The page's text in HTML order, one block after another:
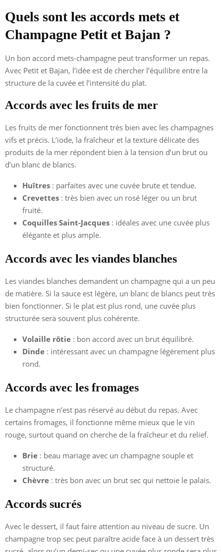
Quels sont les accords mets et
Champagne Petit et Bajan ?
Un bon accord mets-champagne peut transformer un repas.
Avec Petit et Bajan, l’idée est de chercher l’équilibre entre la
structure de la cuvée et l’intensité du plat.
Accords avec les fruits de mer
Les fruits de mer fonctionnent très bien avec les champagnes
vifs et précis. L’iode, la fraîcheur et la texture délicate des
produits de la mer répondent bien à la tension d’un brut ou
d’un blanc de blancs.
Huîtres : parfaites avec une cuvée brute et tendue.
Crevettes : très bien avec un rosé léger ou un brut
fruité.
Coquilles Saint-Jacques : idéales avec une cuvée plus
élégante et plus ample.
Accords avec les viandes blanches
Les viandes blanches demandent un champagne qui a un peu
de matière. Si la sauce est légère, un blanc de blancs peut très
bien fonctionner. Si le plat est plus rond, une cuvée plus
structurée sera souvent plus cohérente.
Volaille rôtie : bon accord avec un brut équilibré.
Dinde : intéressant avec un champagne légèrement plus
rond.
Accords avec les fromages
Le champagne n’est pas réservé au début du repas. Avec
certains fromages, il fonctionne même mieux que le vin
rouge, surtout quand on cherche de la fraîcheur et du relief.
Brie : beau mariage avec un champagne souple et
structuré.
Chèvre : très bon avec un brut sec qui nettoie le palais.
Accords sucrés
Avec le dessert, il faut faire attention au niveau de sucre. Un
champagne trop sec peut paraître acide face à un dessert très